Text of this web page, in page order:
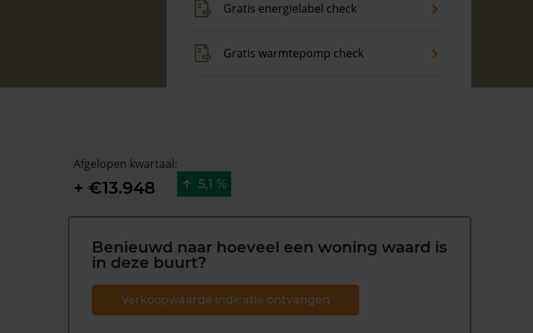
Gratis energielabel check
Gratis warmtepomp check
Afgelopen kwartaal:
+ €13.948 5,1 %
Benieuwd naar hoeveel een woning waard is
in deze buurt?
Verkoopwaarde indicatie ontvangen